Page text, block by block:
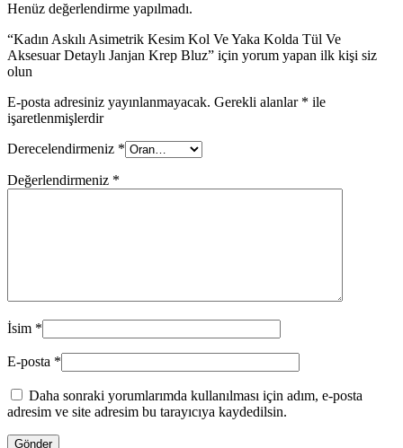
Henüz değerlendirme yapılmadı.
“Kadın Askılı Asimetrik Kesim Kol Ve Yaka Kolda Tül Ve
Aksesuar Detaylı Janjan Krep Bluz” için yorum yapan ilk kişi siz
olun
E-posta adresiniz yayınlanmayacak. Gerekli alanlar * ile
işaretlenmişlerdir
Derecelendirmeniz *
Değerlendirmeniz *
İsim *
E-posta *
Daha sonraki yorumlarımda kullanılması için adım, e-posta
adresim ve site adresim bu tarayıcıya kaydedilsin.